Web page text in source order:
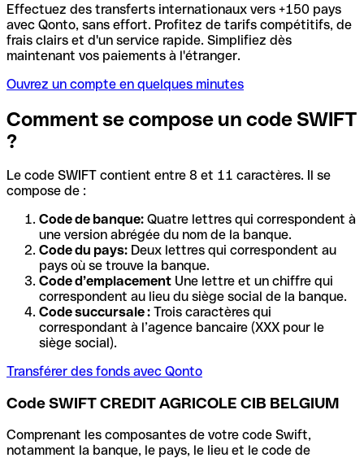
Effectuez des transferts internationaux vers +150 pays
avec Qonto, sans effort. Profitez de tarifs compétitifs, de
frais clairs et d'un service rapide. Simplifiez dès
maintenant vos paiements à l'étranger.
Ouvrez un compte en quelques minutes
Comment se compose un code SWIFT
?
Le code SWIFT contient entre 8 et 11 caractères. Il se
compose de :
Code de banque: Quatre lettres qui correspondent à
une version abrégée du nom de la banque.
Code du pays: Deux lettres qui correspondent au
pays où se trouve la banque.
Code d’emplacement Une lettre et un chiffre qui
correspondent au lieu du siège social de la banque.
Code succursale : Trois caractères qui
correspondant à l’agence bancaire (XXX pour le
siège social).
Transférer des fonds avec Qonto
Code SWIFT CREDIT AGRICOLE CIB BELGIUM
Comprenant les composantes de votre code Swift,
notamment la banque, le pays, le lieu et le code de